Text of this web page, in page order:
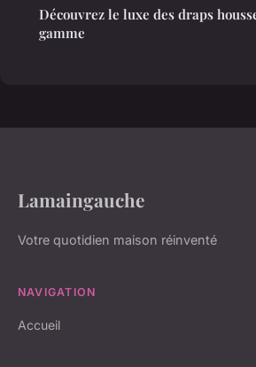
Découvrez le luxe des draps
gamme
Lamaingauche
Votre quotidien maison réinventé
NAVIGATION
Accueil